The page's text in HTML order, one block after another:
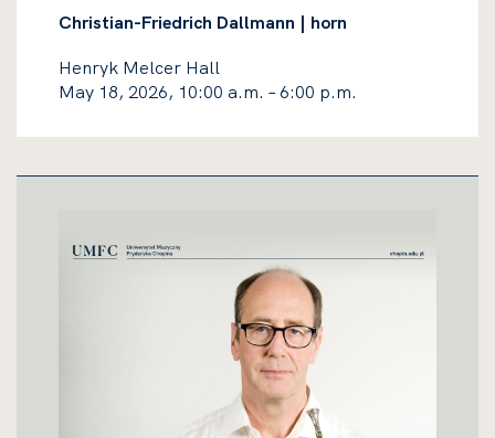
Christian-Friedrich Dallmann | horn
Henryk Melcer Hall
May 18, 2026, 10:00 a.m. – 6:00 p.m.